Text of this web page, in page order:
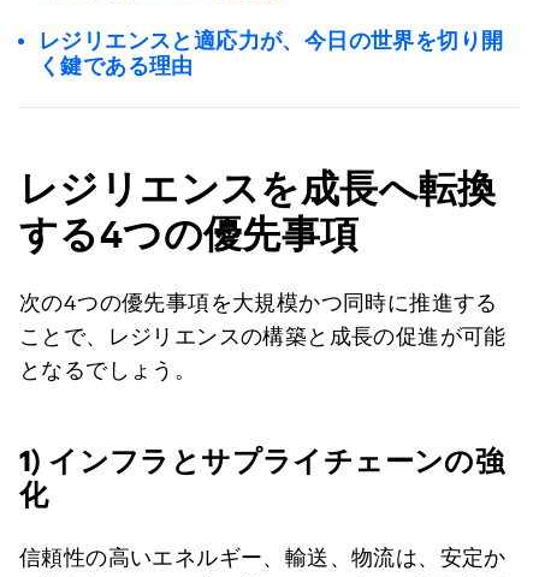
レジリエンスと適応力が、今日の世界を切り開
く鍵である理由
レジリエンスを成長へ転換
する4つの優先事項
次の4つの優先事項を大規模かつ同時に推進する
ことで、レジリエンスの構築と成長の促進が可能
となるでしょう。
1) インフラとサプライチェーンの強
化
信頼性の高いエネルギー、輸送、物流は、安定か